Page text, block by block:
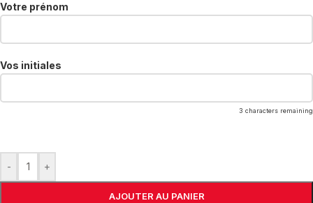
Votre prénom
Vos initiales
3 characters remaining
- +
AJOUTER AU PANIER